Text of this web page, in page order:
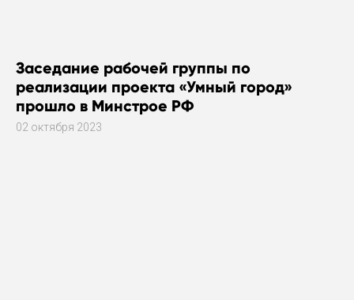
Заседание рабочей группы по
реализации проекта «Умный город»
прошло в Минстрое РФ
02 октября 2023